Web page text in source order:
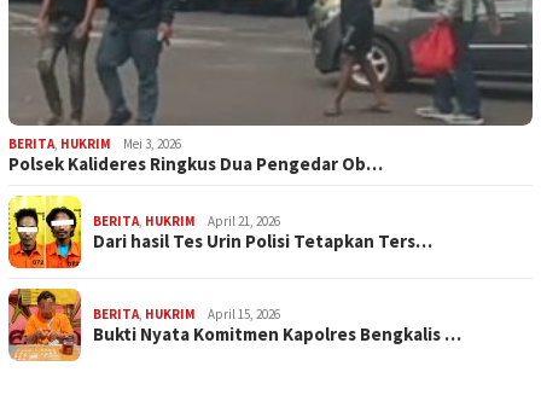
BERITA HUKRIM Mei 3, 2026
Polsek Kalideres Ringkus Dua Pengedar Ob…
BERITA HUKRIM April 21, 2026
Dari hasil Tes Urin Polisi Tetapkan Ters…
BERITA HUKRIM April 15, 2026
Bukti Nyata Komitmen Kapolres Bengkalis …